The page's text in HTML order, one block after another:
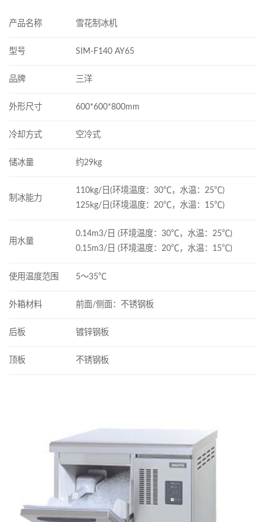
产品名称 雪花制冰机
型号 SIM-F140 AY65
品牌 三洋
外形尺寸 600*600*800mm
冷却方式 空冷式
储冰量 约29kg
制冰能力
110kg/日(环境温度：30℃，水温：25℃)
125kg/日(环境温度：20℃，水温：15℃)
用水量
0.14m3/日 (环境温度：30℃，水温：25℃)
0.15m3/日 (环境温度：20℃，水温：15℃)
使用温度范围 5～35℃
外箱材料 前面/侧面：不锈钢板
后板 镀锌钢板
顶板 不锈钢板